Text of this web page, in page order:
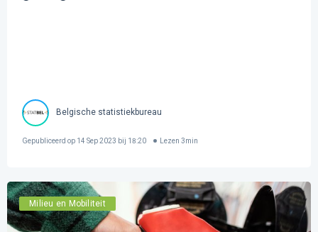
Belgische statistiekbureau
Gepubliceerd op 14 Sep 2023 bij 18:20 Lezen 3min
Milieu en Mobiliteit